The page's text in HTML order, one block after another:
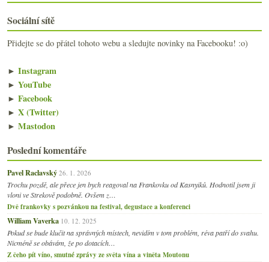
Nepijte, zblbnete…
Gourmet Guide po vlakových nádrážích
Ochutnávka „sudových“ Bordeaux 2007
Večeře s Jean-Philippem Janoueixem a jeho víny
En Primeur Bordeaux 2007 – bez velkého nadšení
Svatovavřinecký Koráb ročníku 2006
Odhánět splín ročníkem 2004
K nedělnímu obědu… višňák!
►března
►ledna(24)
►2007(108)
Sociální sítě
Přidejte se do přátel tohoto webu a sledujte novinky na Facebooku! :o)
► Instagram
► YouTube
► Facebook
► X (Twitter)
► Mastodon
Poslední komentáře
Pavel Raclavský 26. 1. 2026
Trochu pozdě, ale přece jen bych reagoval na Frankovku od Kasnyiků. Hodnotil jsem ji
vloni ve Strekově podobně. Ovšem z…
Dvě frankovky s pozvánkou na festival, degustace a konferenci
William Vaverka 10. 12. 2025
Pokud se bude klučit na správných místech, nevidím v tom problém, réva patří do svahu.
Nicméně se obávám, že po dotacích…
Z čeho pít víno, smutné zprávy ze světa vína a viněta Moutonu